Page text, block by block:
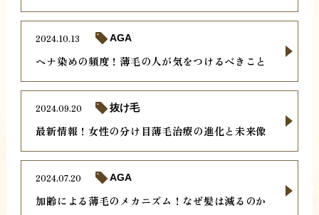
ヘナ染めの頻度！薄毛の人が気をつけるべきこと
2024.10.13 AGA
最新情報！女性の分け目薄毛治療の進化と未来像
2024.09.20 抜け毛
加齢による薄毛のメカニズム！なぜ髪は減るのか
2024.07.20 AGA